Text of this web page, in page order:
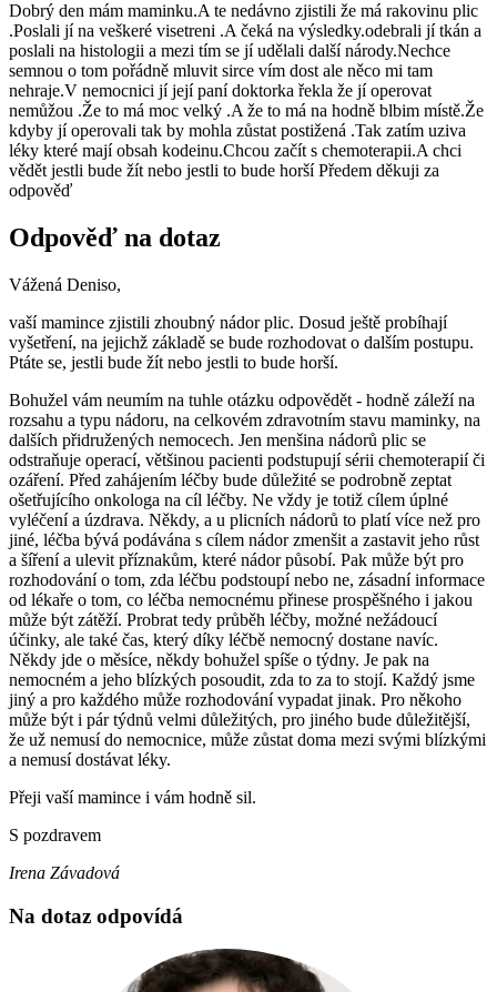
Dobrý den mám maminku.A te nedávno zjistili že má rakovinu plic
.Poslali jí na veškeré visetreni .A čeká na výsledky.odebrali jí tkán a
poslali na histologii a mezi tím se jí udělali další národy.Nechce
semnou o tom pořádně mluvit sirce vím dost ale něco mi tam
nehraje.V nemocnici jí její paní doktorka řekla že jí operovat
nemůžou .Že to má moc velký .A že to má na hodně blbim místě.Že
kdyby jí operovali tak by mohla zůstat postižená .Tak zatím uziva
léky které mají obsah kodeinu.Chcou začít s chemoterapii.A chci
vědět jestli bude žít nebo jestli to bude horší Předem děkuji za
odpověď
Odpověď na dotaz
Vážená Deniso,
vaší mamince zjistili zhoubný nádor plic. Dosud ještě probíhají
vyšetření, na jejichž základě se bude rozhodovat o dalším postupu.
Ptáte se, jestli bude žít nebo jestli to bude horší.
Bohužel vám neumím na tuhle otázku odpovědět - hodně záleží na
rozsahu a typu nádoru, na celkovém zdravotním stavu maminky, na
dalších přidružených nemocech. Jen menšina nádorů plic se
odstraňuje operací, většinou pacienti podstupují sérii chemoterapií či
ozáření. Před zahájením léčby bude důležité se podrobně zeptat
ošetřujícího onkologa na cíl léčby. Ne vždy je totiž cílem úplné
vyléčení a úzdrava. Někdy, a u plicních nádorů to platí více než pro
jiné, léčba bývá podávána s cílem nádor zmenšit a zastavit jeho růst
a šíření a ulevit příznakům, které nádor působí. Pak může být pro
rozhodování o tom, zda léčbu podstoupí nebo ne, zásadní informace
od lékaře o tom, co léčba nemocnému přinese prospěšného i jakou
může být zátěží. Probrat tedy průběh léčby, možné nežádoucí
účinky, ale také čas, který díky léčbě nemocný dostane navíc.
Někdy jde o měsíce, někdy bohužel spíše o týdny. Je pak na
nemocném a jeho blízkých posoudit, zda to za to stojí. Každý jsme
jiný a pro každého může rozhodování vypadat jinak. Pro někoho
může být i pár týdnů velmi důležitých, pro jiného bude důležitější,
že už nemusí do nemocnice, může zůstat doma mezi svými blízkými
a nemusí dostávat léky.
Přeji vaší mamince i vám hodně sil.
S pozdravem
Irena Závadová
Na dotaz odpovídá